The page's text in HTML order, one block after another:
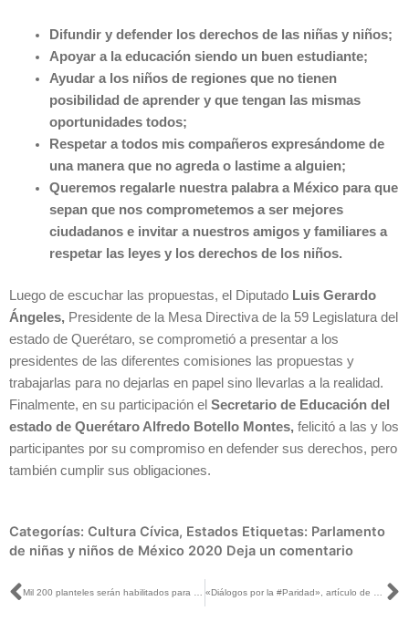
Difundir y defender los derechos de las niñas y niños;
Apoyar a la educación siendo un buen estudiante;
Ayudar a los niños de regiones que no tienen
posibilidad de aprender y que tengan las mismas
oportunidades todos;
Respetar a todos mis compañeros expresándome de
una manera que no agreda o lastime a alguien;
Queremos regalarle nuestra palabra a México para que
sepan que nos comprometemos a ser mejores
ciudadanos e invitar a nuestros amigos y familiares a
respetar las leyes y los derechos de los niños.
Luego de escuchar las propuestas, el Diputado Luis Gerardo
Ángeles, Presidente de la Mesa Directiva de la 59 Legislatura del
estado de Querétaro, se comprometió a presentar a los
presidentes de las diferentes comisiones las propuestas y
trabajarlas para no dejarlas en papel sino llevarlas a la realidad.
Finalmente, en su participación el Secretario de Educación del
estado de Querétaro Alfredo Botello Montes, felicitó a las y los
participantes por su compromiso en defender sus derechos, pero
también cumplir sus obligaciones.
Categorías: Cultura Cívica, Estados Etiquetas: Parlamento
de niñas y niños de México 2020 Deja un comentario
Ant